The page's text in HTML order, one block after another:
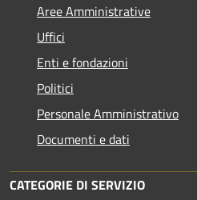
Aree Amministrative
Uffici
Enti e fondazioni
Politici
Personale Amministrativo
Documenti e dati
CATEGORIE DI SERVIZIO